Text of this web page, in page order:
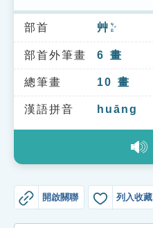
索引選單
知識索引
單字索引
生命大百科索引
教學應用
貓頭鷹博士
部首 艸 ㄘㄠˇ
部首外筆畫 6 畫
總筆畫 10 畫
漢語拼音 huāng
開啟關聯 列入收藏